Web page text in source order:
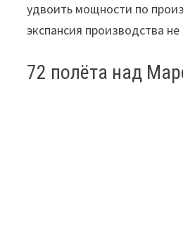
удвоить мощности по
экспансия производства не
72 полёта над